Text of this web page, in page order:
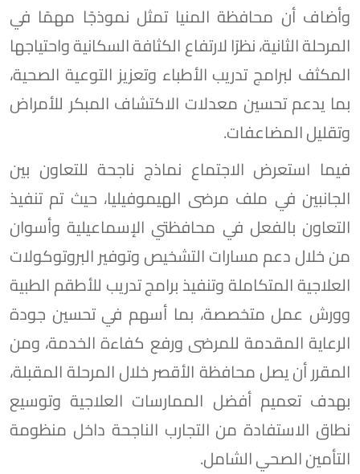
وأضاف أن محافظة المنيا تمثل نموذجًا مهمًا في
المرحلة الثانية، نظرًا لارتفاع الكثافة السكانية واحتياجها
المكثف لبرامج تدريب الأطباء وتعزيز التوعية الصحية،
بما يدعم تحسين معدلات الاكتشاف المبكر للأمراض
وتقليل المضاعفات.
فيما استعرض الاجتماع نماذج ناجحة للتعاون بين
الجانبين في ملف مرضى الهيموفيليا، حيث تم تنفيذ
التعاون بالفعل في محافظتي الإسماعيلية وأسوان
من خلال دعم مسارات التشخيص وتوفير البروتوكولات
العلاجية المتكاملة وتنفيذ برامج تدريب للأطقم الطبية
وورش عمل متخصصة، بما أسهم في تحسين جودة
الرعاية المقدمة للمرضى ورفع كفاءة الخدمة، ومن
المقرر أن يصل محافظة الأقصر خلال المرحلة المقبلة،
بهدف تعميم أفضل الممارسات العلاجية وتوسيع
نطاق الاستفادة من التجارب الناجحة داخل منظومة
التأمين الصحي الشامل.